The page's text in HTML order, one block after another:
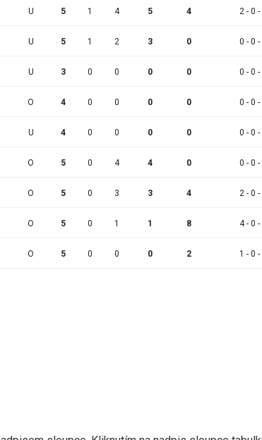
U 5 1 4 5 4 2 - 0 -
U 5 1 2 3 0 0 - 0 -
U 3 0 0 0 0 0 - 0 -
O 4 0 0 0 0 0 - 0 -
U 4 0 0 0 0 0 - 0 -
O 5 0 4 4 0 0 - 0 -
O 5 0 3 3 4 2 - 0 -
O 5 0 1 1 8 4 - 0 -
O 5 0 0 0 2 1 - 0 -